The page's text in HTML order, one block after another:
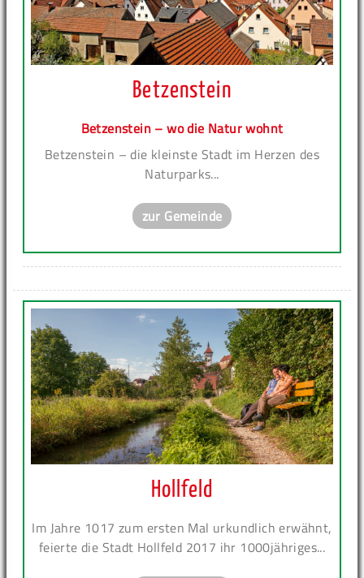
Betzenstein
Betzenstein – wo die Natur wohnt
Betzenstein – die kleinste Stadt im Herzen des
Naturparks...
zur Gemeinde
Hollfeld
Im Jahre 1017 zum ersten Mal urkundlich erwähnt,
feierte die Stadt Hollfeld 2017 ihr 1000jähriges...